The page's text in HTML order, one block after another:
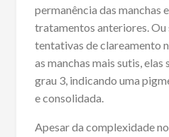
permanência das manchas
tratamentos anteriores. Ou
tentativas de clareamento
as manchas mais sutis,
grau 3, indicando uma
e consolidada.
Apesar da complexidade